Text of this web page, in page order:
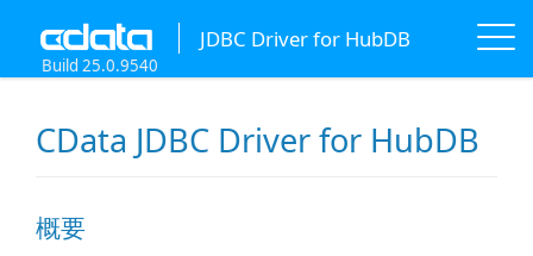
JDBC Driver for HubDB
Build 25.0.9540
CData JDBC Driver for HubDB
概要